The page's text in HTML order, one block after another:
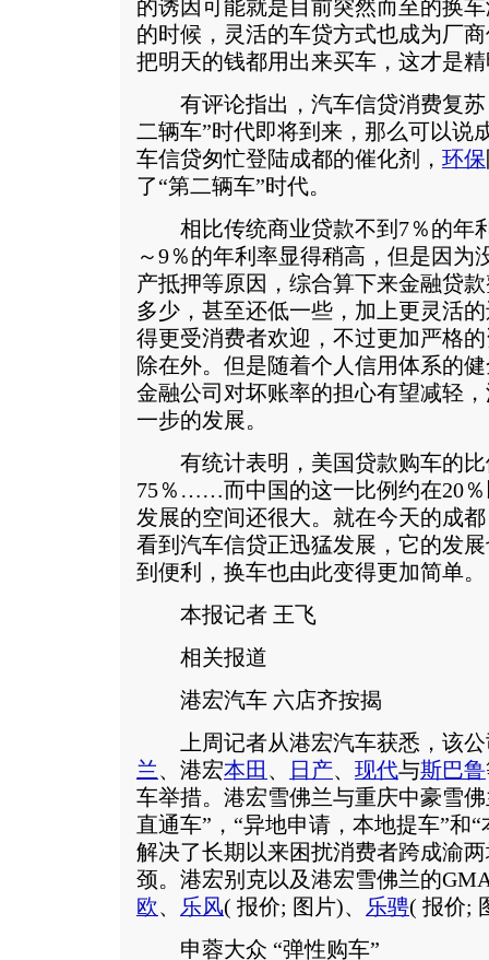
的诱因可能就是目前突然而至的换
的时候，灵活的车贷方式也成为厂
把明天的钱都用出来买车，这才是
有评论指出，汽车信贷消费复苏
二辆车”时代即将到来，那么可以说
车信贷匆忙登陆成都的催化剂， 环保
了“第二辆车”时代。
相比传统商业贷款不到7％的年
～9％的年利率显得稍高，但是因为
产抵押等原因，综合算下来金融贷
多少，甚至还低一些，加上更灵活
得更受消费者欢迎，不过更加严格
除在外。但是随着个人信用体系的
金融公司对坏账率的担心有望减轻
一步的发展。
有统计表明，美国贷款购车的比
75％……而中国的这一比例约在20
发展的空间还很大。就在今天的成
看到汽车信贷正迅猛发展，它的发
到便利，换车也由此变得更加简单。
本报记者 王飞
相关报道
港宏汽车 六店齐按揭
上周记者从港宏汽车获悉，该公
兰、港宏本田 、 日产、 现代与斯巴鲁
车举措。港宏雪佛兰与重庆中豪雪
直通车”，“异地申请，本地提车”和
解决了长期以来困扰消费者跨成渝
颈。港宏别克以及港宏雪佛兰的
欧、 乐风( 报价; 图片)、 乐骋( 报价;
申蓉大众 “弹性购车”